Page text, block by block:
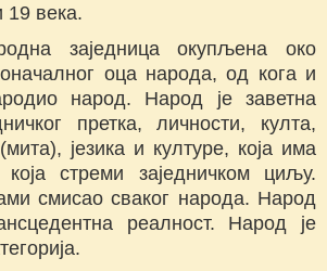
19 века.
заједница окупљена око
оца народа, од кога и
народ. Народ је заветна
претка, личности, култа,
језика и културе, која има
стреми заједничком циљу.
смисао сваког народа. Народ
реалност. Народ је